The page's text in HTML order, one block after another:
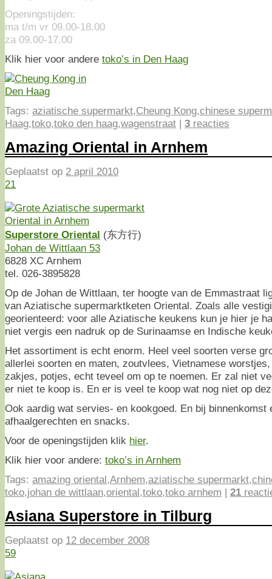
Openingstijden:
ma t/m vr 09.00-18.00
za 09.00-17.00
Klik hier voor andere toko’s in Den Haag
Tags: aziatische supermarkt,Cheung Kong,chinese
Haag,toko,toko den haag,wagenstraat | 3 reacties
Amazing Oriental in Arnhem
Geplaatst op 2 april 2010
21
Superstore Oriental (东方行)
Johan de Wittlaan 53
6828 XC Arnhem
tel. 026-3895828
Op de Johan de Wittlaan, ter hoogte van de Emmastraat
van Aziatische supermarktketen Oriental. Zoals alle
georienteerd: voor alle Aziatische keukens kun je hier je
niet vergis een nadruk op de Surinaamse en Indische
Het assortiment is echt enorm. Heel veel soorten verse
allerlei soorten en maten, zoutvlees, Vietnamese
zakjes, potjes, echt teveel om op te noemen. Er zal niet
er niet te koop is. En er is veel te koop wat nog niet op
Ook aardig wat servies- en kookgoed. En bij binnenkomst
afhaalgerechten en snacks.
Voor de openingstijden klik hier.
Klik hier voor andere: toko’s in Arnhem
Tags: amazing oriental,Arnhem,aziatische supermarkt,
toko,johan de wittlaan,oriental,toko,toko arnhem | 21
Asiana Superstore in Tilburg
Geplaatst op 12 december 2008
59